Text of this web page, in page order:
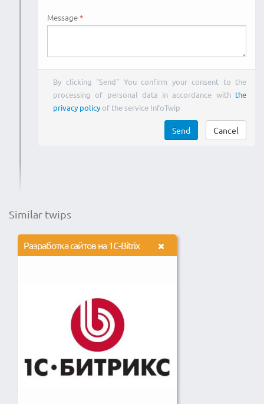
Message
By clicking "Send" You confirm your consent to the
processing of personal data in accordance with the
privacy policyof the service InfoTwip
Send Cancel
Similar twips
Разработка сайтов на 1C-Bitrix